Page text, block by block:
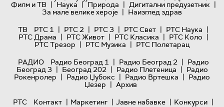
Филм и ТВ | Наука | Природа | Дигитални предузетник |
За мале велике хероје | Наизглед здрав
ТВ
РТС 1 | РТС 2 | РТС 3 | РТС Свет | РТС Наука |
РТС Драма | РТС Живот | РТС Класика | РТС Коло |
РТС Трезор | РТС Музика | РТС Полетарац
РАДИО
Радио Београд 1 | Радио Београд 2 | Радио
Београд 3 | Београд 202 | Радио Плетеница | Радио
Рокенролер | Радио Џубокс | Радио Вртешка | Радио
Џезер | Архив
РТС
Контакт | Маркетинг | Јавне набавке | Конкурси |